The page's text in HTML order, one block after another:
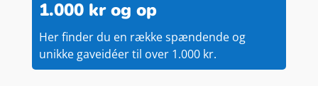
1.000 kr og op
Her finder du en række spændende og
unikke gaveidéer til over 1.000 kr.